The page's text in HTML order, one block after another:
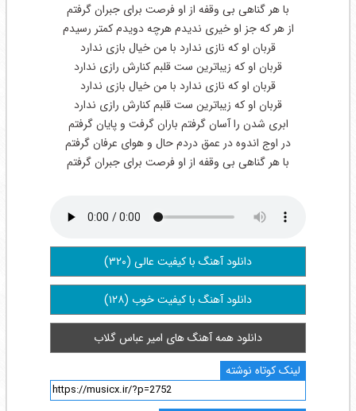
با هر گناهی بی وقفه از او فرصت برای جبران گرفتم
از هر که جز او خیری ندیدم هرچه دویدم کمتر رسیدم
قربان او که نازی ندارد با من خیال بازی ندارد
قربان او که زیباترین ست قلبم کنارش رازی ندارد
قربان او که نازی ندارد با من خیال بازی ندارد
قربان او که زیباترین ست قلبم کنارش رازی ندارد
ابری شدن را آسان گرفتم باران گرفت و پایان گرفتم
در اوج اندوه در عمق دردم حال و هوای عرفان گرفتم
با هر گناهی بی وقفه از او فرصت برای جبران گرفتم
دانلود آهنگ با کیفیت عالی (۳۲۰)
دانلود آهنگ با کیفیت خوب (۱۲۸)
دانلود همه آهنگ های امیر عباس گلاب
لینک کوتاه نوشته